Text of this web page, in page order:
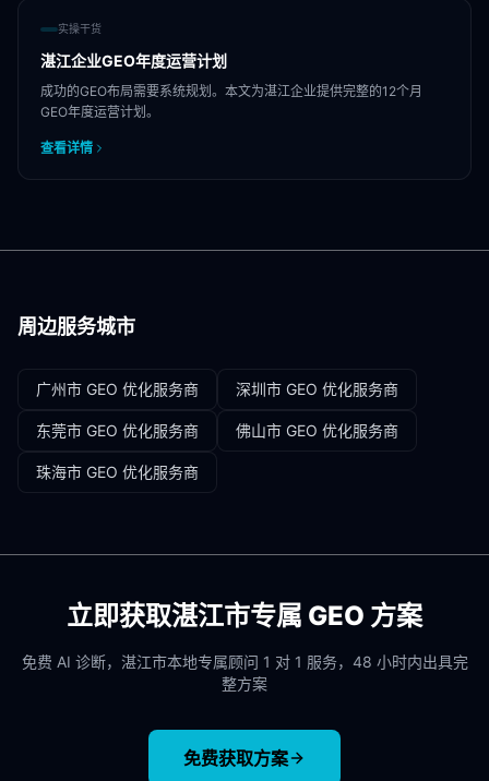
实操干货
湛江企业GEO年度运营计划
成功的GEO布局需要系统规划。本文为湛江企业提供完整的12个月
GEO年度运营计划。
查看详情
周边服务城市
广州市 GEO 优化服务商 深圳市 GEO 优化服务商
东莞市 GEO 优化服务商 佛山市 GEO 优化服务商
珠海市 GEO 优化服务商
立即获取湛江市专属 GEO 方案
免费 AI 诊断， 湛江市本地专属顾问 1 对 1 服务，48 小时内出具完
整方案
免费获取方案